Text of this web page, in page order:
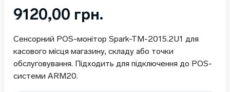
9120,00 грн.
Сенсорний POS-монітор Spark-TM-2015.2U1 для
касового місця магазину, складу або точки
обслуговування. Підходить для підключення до POS-
системи ARM20.